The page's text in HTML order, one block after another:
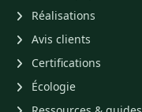
Réalisations
Avis clients
Certifications
Écologie